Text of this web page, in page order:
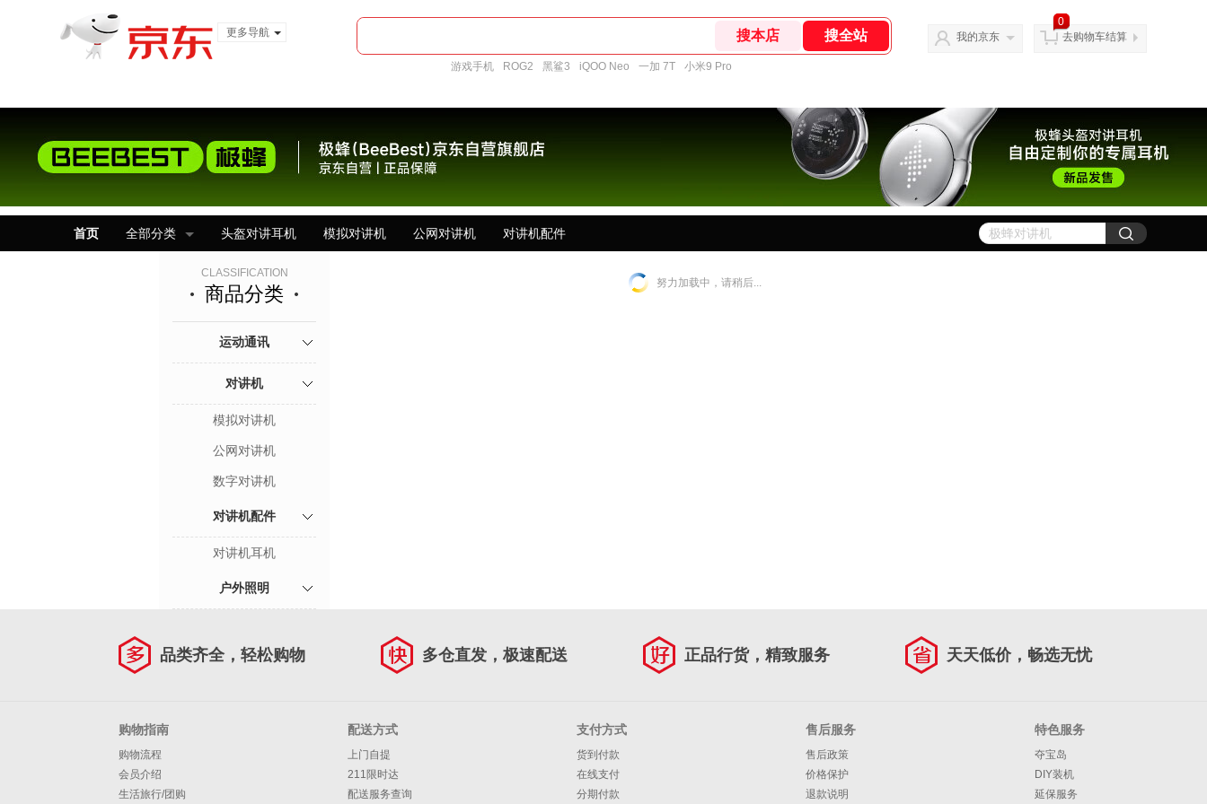
更多导航
游戏手机 ROG2 黑鲨3 iQOO Neo 一加 7T 小米9 Pro
我的京东
0
去购物车结算
首页 全部分类 头盔对讲耳机 模拟对讲机 公网对讲机 对讲机配件
CLASSIFICATION
商品分类
运动通讯
对讲机
模拟对讲机
公网对讲机
数字对讲机
对讲机配件
对讲机耳机
户外照明
努力加载中，请稍后...
品类齐全，轻松购物 多仓直发，极速配送 正品行货，精致服务 天天低价，畅选无忧
购物指南
购物流程
会员介绍
生活旅行/团购
配送方式
上门自提
211限时达
配送服务查询
支付方式
货到付款
在线支付
分期付款
售后服务
售后政策
价格保护
退款说明
特色服务
夺宝岛
DIY装机
延保服务